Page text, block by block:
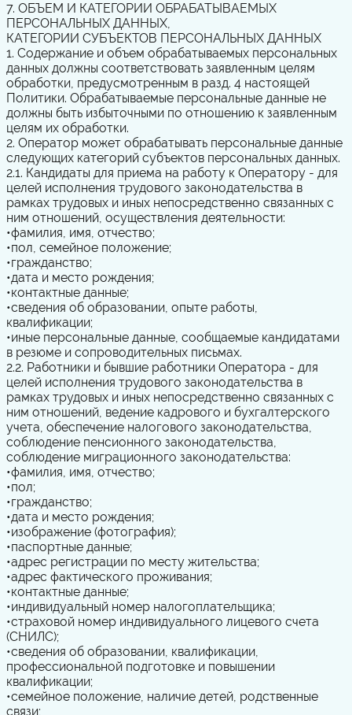
7. ОБЪЕМ И КАТЕГОРИИ ОБРАБАТЫВАЕМЫХ
ПЕРСОНАЛЬНЫХ ДАННЫХ,
КАТЕГОРИИ СУБЪЕКТОВ ПЕРСОНАЛЬНЫХ ДАННЫХ
1. Содержание и объем обрабатываемых персональных
данных должны соответствовать заявленным целям
обработки, предусмотренным в разд. 4 настоящей
Политики. Обрабатываемые персональные данные не
должны быть избыточными по отношению к заявленным
целям их обработки.
2. Оператор может обрабатывать персональные данные
следующих категорий субъектов персональных данных.
2.1. Кандидаты для приема на работу к Оператору - для
целей исполнения трудового законодательства в
рамках трудовых и иных непосредственно связанных с
ним отношений, осуществления деятельности:
•фамилия, имя, отчество;
•пол, семейное положение;
•гражданство;
•дата и место рождения;
•контактные данные;
•сведения об образовании, опыте работы,
квалификации;
•иные персональные данные, сообщаемые кандидатами
в резюме и сопроводительных письмах.
2.2. Работники и бывшие работники Оператора - для
целей исполнения трудового законодательства в
рамках трудовых и иных непосредственно связанных с
ним отношений, ведение кадрового и бухгалтерского
учета, обеспечение налогового законодательства,
соблюдение пенсионного законодательства,
соблюдение миграционного законодательства:
•фамилия, имя, отчество;
•пол;
•гражданство;
•дата и место рождения;
•изображение (фотография);
•паспортные данные;
•адрес регистрации по месту жительства;
•адрес фактического проживания;
•контактные данные;
•индивидуальный номер налогоплательщика;
•страховой номер индивидуального лицевого счета
(СНИЛС);
•сведения об образовании, квалификации,
профессиональной подготовке и повышении
квалификации;
•семейное положение, наличие детей, родственные
связи;